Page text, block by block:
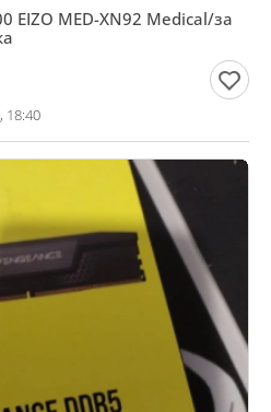
EIZO MED-XN92 Medical/за
18:40